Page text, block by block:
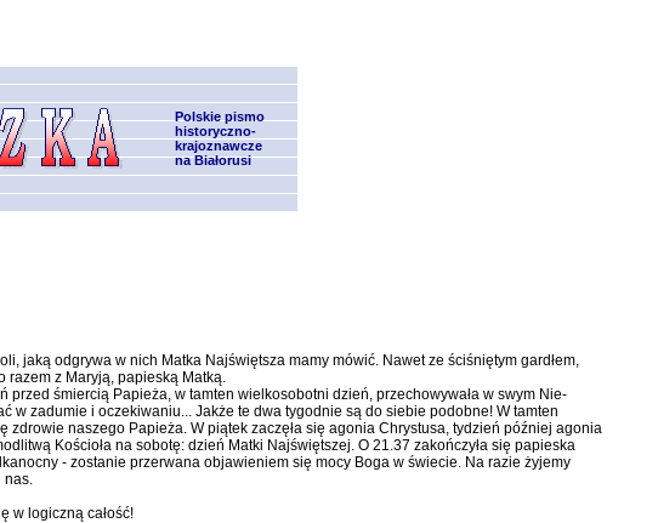
Polskie pismo
historyczno-
krajoznawcze
na Białorusi
jaką odgrywa w nich Matka Najświętsza mamy mówić. Nawet ze ściśniętym gar­dłem,
razem z Maryją, papieską Matką.
przed śmier­cią Papieża, w tamten wielkosobotni dzień, przechowywała w swym Nie­
w zadumie i oczekiwaniu... Jakże te dwa tygo­dnie są do siebie podobne! W tam­ten
naszego Papieża. W piątek zaczęła się agonia Chrystusa, tydzień później agonia
Kościoła na sobotę: dzień Matki Najświętszej. O 21.37 zakończyła się pa­pieska
- zostanie przerwana objawieniem się mocy Boga w świecie. Na razie żyjemy
nas.
w logiczną całość!